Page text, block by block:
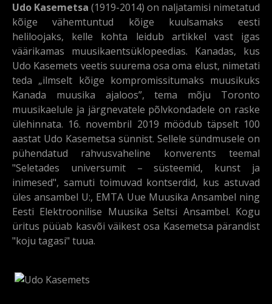
Udo Kasemetsa (1919-2014) on naljatamisi nimetatud
kõige vähemtuntud kõige kuulsamaks eesti
heliloojaks, kelle kohta leidub artikkel vast igas
väärikamas muusikaentsüklopeedias. Kanadas, kus
Udo Kasemets veetis suurema osa oma elust, nimetati
teda „ilmselt kõige kompromissitumaks muusikuks
Kanada muusika ajaloos”, tema mõju Toronto
muusikaelule ja järgnevatele põlvkondadele on raske
ülehinnata. 16. novembril 2019 möödub täpselt 100
aastat Udo Kasemetsa sünnist. Sellele sündmusele on
pühendatud rahvusvaheline konverents teemal
"Seletades universumit – süsteemid, kunst ja
inimesed", samuti toimuvad kontserdid, kus astuvad
üles ansambel U:, EMTA Uue Muusika Ansambel ning
Eesti Elektroonilise Muusika Seltsi Ansambel. Kogu
üritus püüab kasvõi väikest osa Kasemetsa pärandist
"koju tagasi" tuua.